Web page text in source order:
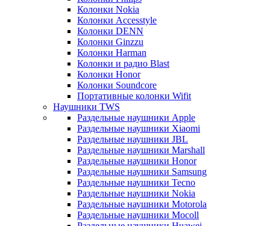
Колонки Nokia
Колонки Accesstyle
Колонки DENN
Колонки Ginzzu
Колонки Harman
Колонки и радио Blast
Колонки Honor
Колонки Soundcore
Портативные колонки Wifit
Наушники TWS
Раздельные наушники Apple
Раздельные наушники Xiaomi
Раздельные наушники JBL
Раздельные наушники Marshall
Раздельные наушники Honor
Раздельные наушники Samsung
Раздельные наушники Tecno
Раздельные наушники Nokia
Раздельные наушники Motorola
Раздельные наушники Mocoll